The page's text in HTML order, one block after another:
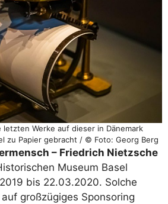
Werke auf dieser in Dänemark
zu Papier gebracht / © Foto: Georg Berg
– Friedrich Nietzsche
Museum Basel
bis 22.03.2020. Solche
großzügiges Sponsoring